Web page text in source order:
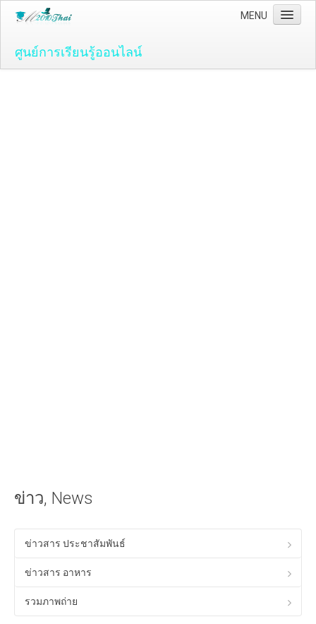
ศูนย์การเรียนรู้ออนไลน์
MENU
ทำ SEO ให้ติดหน้าแรกของ Google
ควมรู้พื้อนฐานทางด้าน HTML
Tips! ดีๆสำหรับคุณ
Tips Windows XP
ข่าว, News
ข่าวสาร ประชาสัมพันธ์
ข่าวสาร อาหาร
รวมภาพถ่าย